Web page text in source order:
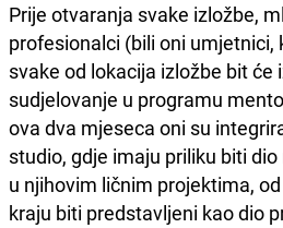
Prije otvaranja svake izložbe,
profesionalci (bili oni
svake od lokacija izložbe bit će
sudjelovanje u programu
ova dva mjeseca oni su
studio, gdje imaju priliku biti
u njihovim ličnim projektima,
kraju biti predstavljeni kao dio